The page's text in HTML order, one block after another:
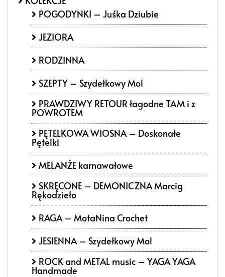
POGODYNKI – Juśka Dziubie
JEZIORA
RODZINNA
SZEPTY – Szydełkowy Mol
PRAWDZIWY RETOUR łagodne TAM i z
POWROTEM
PĘTELKOWA WIOSNA – Doskonałe
Pętelki
MELANŻE karnawałowe
SKRĘCONE – DEMONICZNA Marcig
Rękodzieło
RAGA – MotaNina Crochet
JESIENNA – Szydełkowy Mol
ROCK and METAL music – YAGA YAGA
Handmade